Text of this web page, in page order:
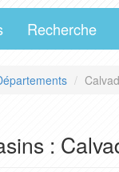
Recherche
: